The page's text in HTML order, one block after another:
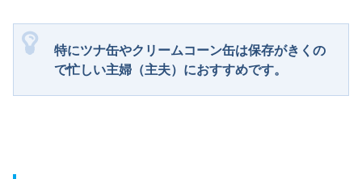
特にツナ缶やクリームコーン缶は保存がきくの
で忙しい主婦（主夫）におすすめです。